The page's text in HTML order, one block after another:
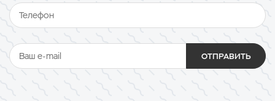
ОТПРАВИТЬ